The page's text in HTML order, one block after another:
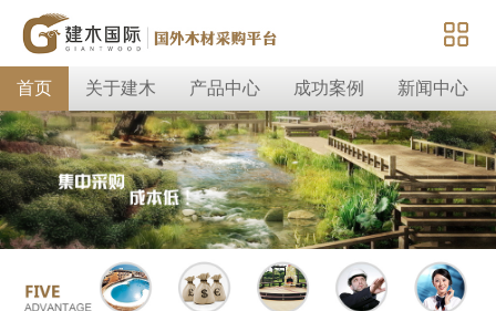
首页 关于建木 产品中心 成功案例 新闻中心